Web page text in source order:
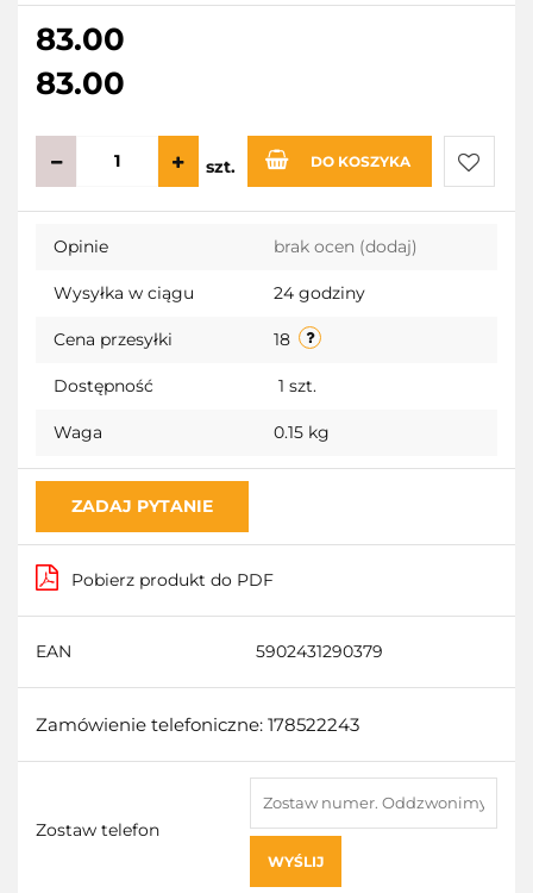
83.00
83.00
szt. DO KOSZYKA
Do
Opinie brak ocen (dodaj)
Wysyłka w ciągu 24 godziny
Cena przesyłki 18
Dostępność 1 szt.
Waga 0.15 kg
ZADAJ PYTANIE
Pobierz produkt do PDF
EAN 5902431290379
Zamówienie telefoniczne: 178522243
Zostaw telefon
WYŚLIJ